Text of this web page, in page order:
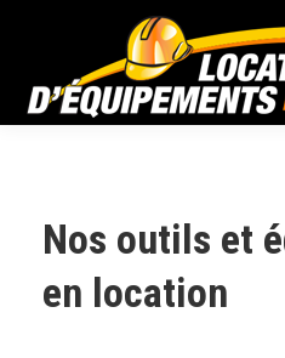
Nos outils et
en location